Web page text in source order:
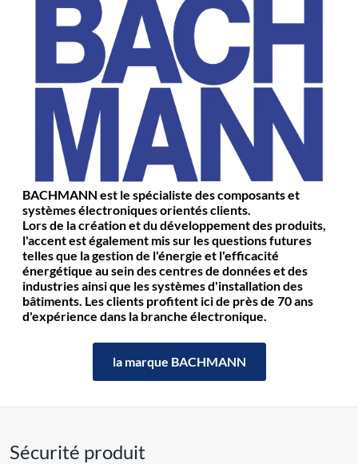
BACHMANN est le spécialiste des composants et
systèmes électroniques orientés clients.
Lors de la création et du développement des produits,
l'accent est également mis sur les questions futures
telles que la gestion de l'énergie et l'efficacité
énergétique au sein des centres de données et des
industries ainsi que les systèmes d'installation des
bâtiments. Les clients profitent ici de près de 70 ans
d'expérience dans la branche électronique.
la marque BACHMANN
Sécurité produit